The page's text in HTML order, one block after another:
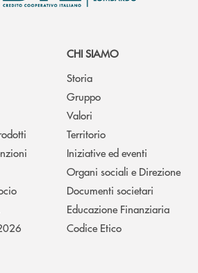
CHI SIAMO
Storia
Gruppo
Valori
Territorio
Iniziative ed eventi
Organi sociali e Direzione
Documenti societari
Educazione Finanziaria
Codice Etico